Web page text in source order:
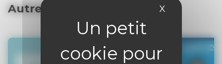
X Masquer le
Autres articles